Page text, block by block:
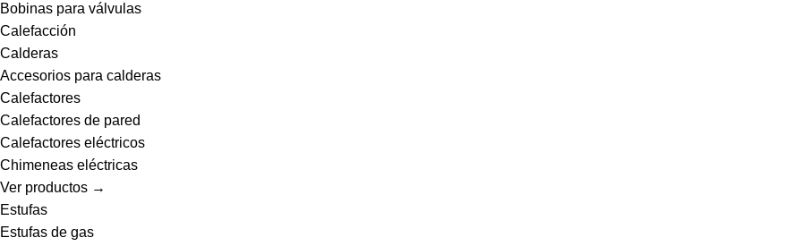
Bobinas para válvulas
Calefacción
Calderas
Accesorios para calderas
Calefactores
Calefactores de pared
Calefactores eléctricos
Chimeneas eléctricas
Ver productos →
Estufas
Estufas de gas